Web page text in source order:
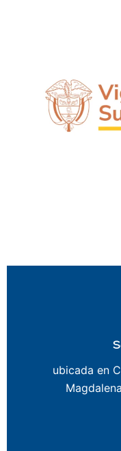
ubicada en